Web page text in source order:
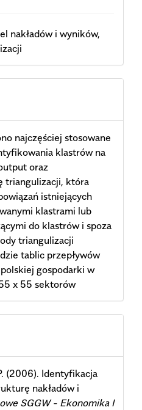
nakładów i wyników,
najczęściej stosowane
klastrów na
oraz
triangulizacji, która
istniejących
klastrami lub
do klastrów i spoza
triangulizacji
tablic przepływów
gospodarki w
x 55 sektorów
(2006). Identyfikacja
nakładów i
SGGW - Ekonomika I